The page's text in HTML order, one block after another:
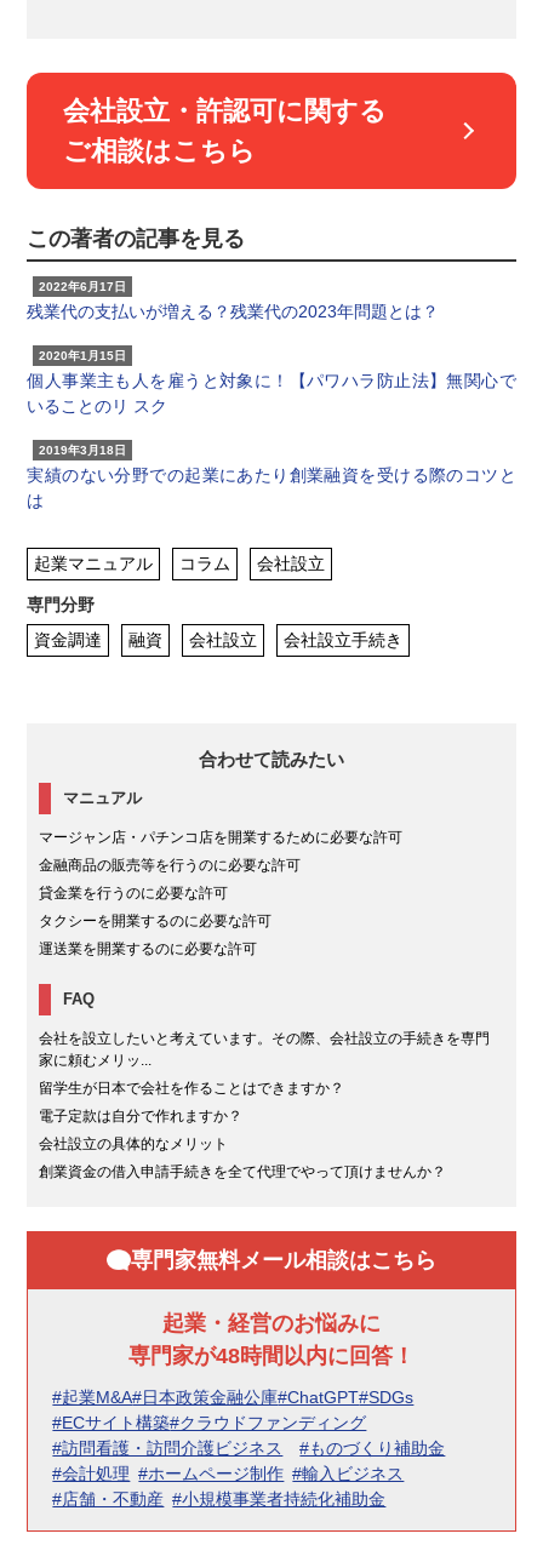
会社設立・許認可に関する
ご相談はこちら
この著者の記事を見る
2022年6月17日
残業代の支払いが増える？残業代の2023年問題とは？
2020年1月15日
個人事業主も人を雇うと対象に！【パワハラ防止法】無関心で
いることのリ スク
2019年3月18日
実績のない分野での起業にあたり 創業融資を受ける際のコツと
は
起業マニュアル コラム 会社設立
専門分野
資金調達
融資 会社設立 会社設立手続き
合わせて読みたい
マニュアル
マージャン店・パチンコ店を開業するために必要な許可
金融商品の販売等を行うのに必要な許可
貸金業を行うのに必要な許可
タクシーを開業するのに必要な許可
運送業を開業するのに必要な許可
FAQ
会社を設立したいと考えています。その際、会社設立の手続きを専門
家に頼むメリッ...
留学生が日本で会社を作ることはできますか？
電子定款は自分で作れますか？
会社設立の具体的なメリット
創業資金の借入申請手続きを全て代理でやって頂けませんか？
専門家無料メール相談はこちら
起業・経営のお悩みに
専門家が48時間以内に回答！
#起業M&A#日本政策金融公庫#ChatGPT#SDGs
#ECサイト構築#クラウドファンディング
#訪問看護・訪問介護ビジネス
#ものづくり補助金
#会計処理 #ホームページ制作 #輸入ビジネス
#店舗・不動産 #小規模事業者持続化補助金